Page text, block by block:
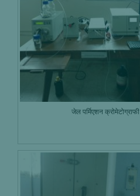
जेल पर्मिएशन क्रोमेटोग्राफी